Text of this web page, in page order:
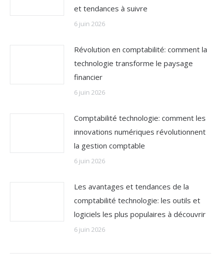
et tendances à suivre
6 juin 2026
Révolution en comptabilité: comment la
technologie transforme le paysage
financier
6 juin 2026
Comptabilité technologie: comment les
innovations numériques révolutionnent
la gestion comptable
6 juin 2026
Les avantages et tendances de la
comptabilité technologie: les outils et
logiciels les plus populaires à découvrir
6 juin 2026